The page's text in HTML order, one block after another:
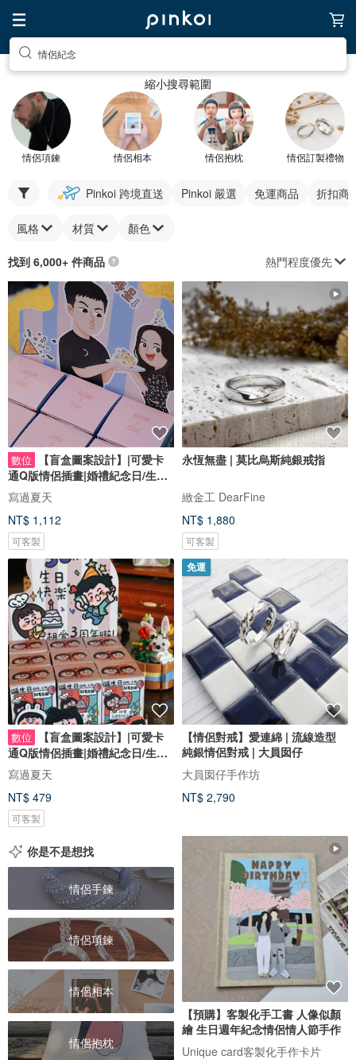
情侶紀念
縮小搜尋範圍
情侶項鍊 情侶相本 情侶抱枕 情侶訂製禮物
Pinkoi 跨境直送 Pinkoi 嚴選 免運商品 折扣商
風格 材質 顏色
找到 6,000+ 件商品 熱門程度優先
數位
【盲盒圖案設計】|可愛卡
通Q版情侶插畫|婚禮紀念日/生日
禮物客製
寫過夏天
NT$ 1,112
可客製
永恆無盡 | 莫比烏斯純銀戒指
緻金工 DearFine
NT$ 1,880
可客製
數位
【盲盒圖案設計】|可愛卡
通Q版情侶插畫|婚禮紀念日/生日
禮物客製
寫過夏天
NT$ 479
可客製
免運
【情侶對戒】愛連綿 | 流線造型
純銀情侶對戒 | 大員囡仔
大員囡仔手作坊
NT$ 2,790
你是不是想找
情侶手鍊
情侶項鍊
情侶相本
情侶抱枕
【預購】客製化手工書 人像似顏
繪 生日週年紀念情侶情人節手作
Unique card客製化手作卡片